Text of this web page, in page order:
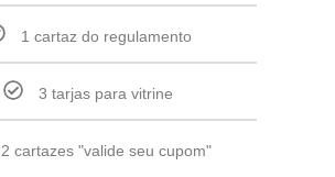
1 cartaz do regulamento
3 tarjas para vitrine
2 cartazes "valide seu cupom"